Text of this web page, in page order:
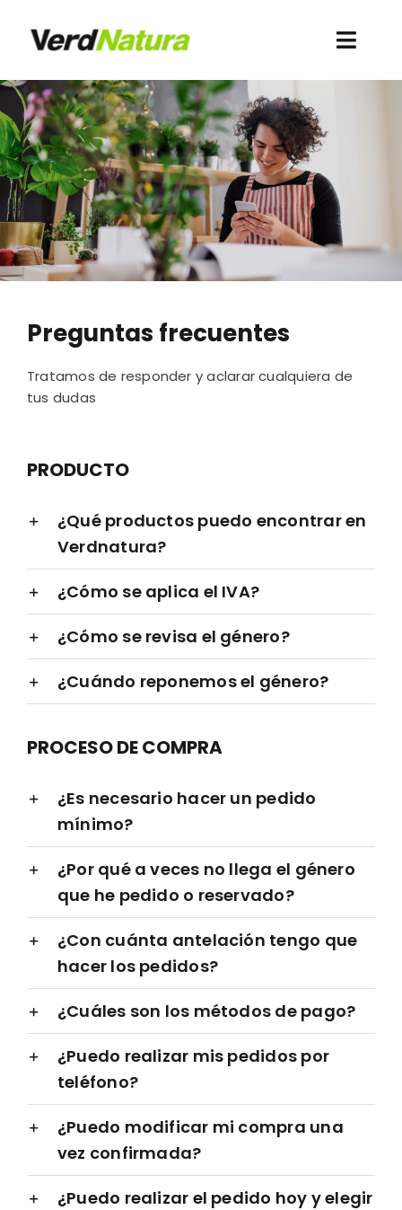
contenido
Conócenos
Quiero comprar
Contacto
Recursos
Preguntas frecuentes
Tratamos de responder y aclarar cualquiera de
tus dudas
PRODUCTO
¿Qué productos puedo encontrar en
Verdnatura?
¿Cómo se aplica el IVA?
¿Cómo se revisa el género?
¿Cuándo reponemos el género?
PROCESO DE COMPRA
¿Es necesario hacer un pedido
mínimo?
¿Por qué a veces no llega el género
que he pedido o reservado?
¿Con cuánta antelación tengo que
hacer los pedidos?
¿Cuáles son los métodos de pago?
¿Puedo realizar mis pedidos por
teléfono?
¿Puedo modificar mi compra una
vez confirmada?
¿Puedo realizar el pedido hoy y elegir